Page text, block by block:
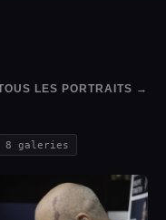
LES PORTRAITS →
8 galeries